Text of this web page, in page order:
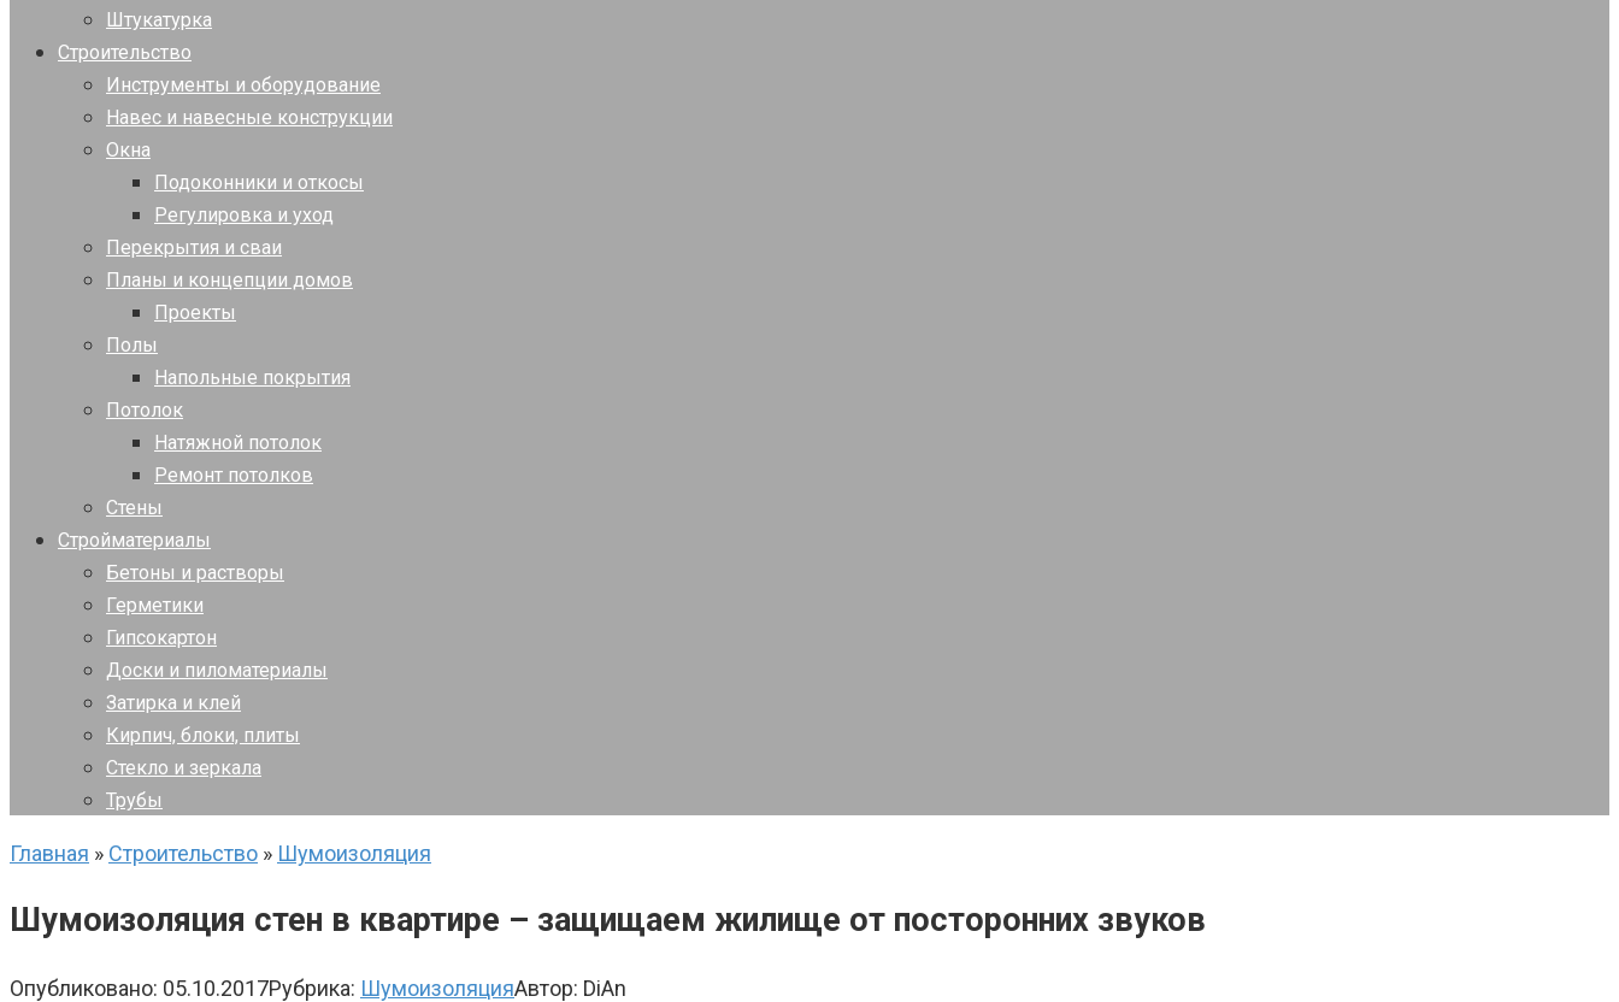
Штукатурка
Строительство
Инструменты и оборудование
Навес и навесные конструкции
Окна
Подоконники и откосы
Регулировка и уход
Перекрытия и сваи
Планы и концепции домов
Проекты
Полы
Напольные покрытия
Потолок
Натяжной потолок
Ремонт потолков
Стены
Стройматериалы
Бетоны и растворы
Герметики
Гипсокартон
Доски и пиломатериалы
Затирка и клей
Кирпич, блоки, плиты
Стекло и зеркала
Трубы
Главная » Строительство » Шумоизоляция
Шумоизоляция стен в квартире – защищаем жилище от посторонних звуков
Опубликовано: 05.10.2017Рубрика: ШумоизоляцияАвтор: DiAn